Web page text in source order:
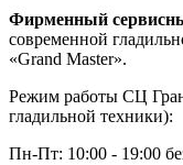
Фирменный
современной
«Grand Master».
Режим работы СЦ
гладильной техники):
Пн-Пт: 10:00 - 19:00